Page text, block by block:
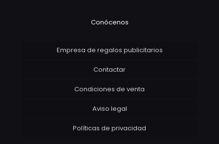
Conócenos
Empresa de regalos publicitarios
Contactar
Condiciones de venta
Aviso legal
Políticas de privacidad